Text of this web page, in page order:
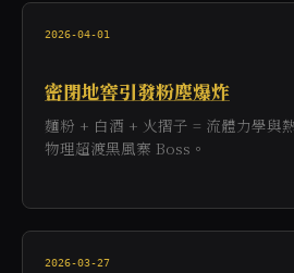
2026-04-01
密閉地窖引發粉塵爆炸
麵粉 + 白酒 + 火摺子 = 流體力學與
物理超渡黑風寨 Boss。
2026-03-27